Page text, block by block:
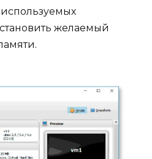
желаемый